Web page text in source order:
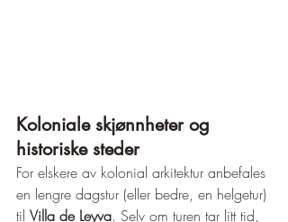
Koloniale skjønnheter og
historiske steder
For elskere av kolonial arkitektur anbefales
en lengre dagstur (eller bedre, en helgetur)
til Villa de Leyva. Selv om turen tar litt tid,